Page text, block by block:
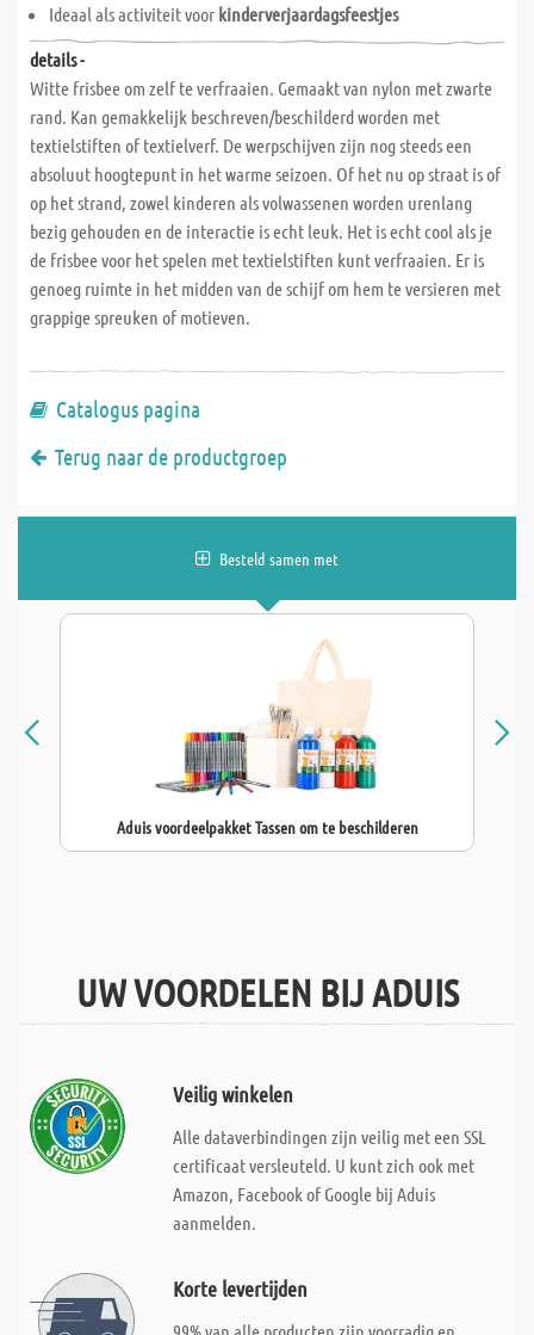
Ideaal als activiteit voor kinderverjaardagsfeestjes
details -
Witte frisbee om zelf te verfraaien. Gemaakt van nylon met zwarte
rand. Kan gemakkelijk beschreven/beschilderd worden met
textielstiften of textielverf. De werpschijven zijn nog steeds een
absoluut hoogtepunt in het warme seizoen. Of het nu op straat is of
op het strand, zowel kinderen als volwassenen worden urenlang
bezig gehouden en de interactie is echt leuk. Het is echt cool als je
de frisbee voor het spelen met textielstiften kunt verfraaien. Er is
genoeg ruimte in het midden van de schijf om hem te versieren met
grappige spreuken of motieven.
Catalogus pagina
Terug naar de productgroep
Besteld samen met
Aduis voordeelpakket Tassen om te beschilderen
UW VOORDELEN BIJ ADUIS
Veilig winkelen
Alle dataverbindingen zijn veilig met een SSL
certificaat versleuteld. U kunt zich ook met
Amazon, Facebook of Google bij Aduis
aanmelden.
Korte levertijden